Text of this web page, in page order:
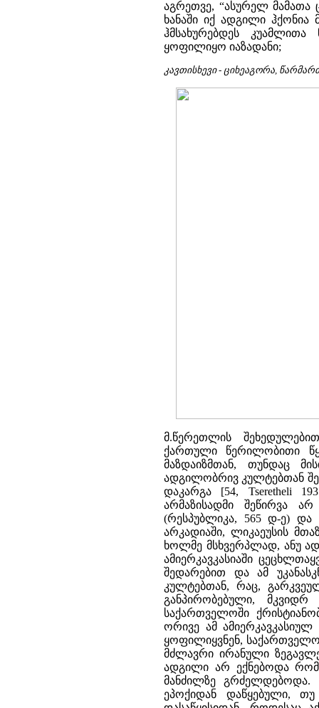
კავთისხევი - ციხეაგორა,
მ.წერეთლის
ქართული წერილობითი
მაზდაიზმთან, თუნდაც
ადგილობრივ კულტებთან
დაკარგა [54, Tseretheli
არმაზისადმი შეწირვა
(რესპუბლიკა, 565 დ-ე) და
არკადიაში, ლიკაეუსის
ხოლმე მსხვერპლად, ანუ
ამიერკავკასიაში
შედარებით და ამ
კულტებთან, რაც,
განპირობებული,
საქართველოში
ორივე ამ ამიერკავკასიულ
ყოფილიყვნენ,
მძლავრი ირანული
ადგილი არ ექნებოდა
მანძილზე გრძელდებოდა.
ეპოქიდან დაწყებული,